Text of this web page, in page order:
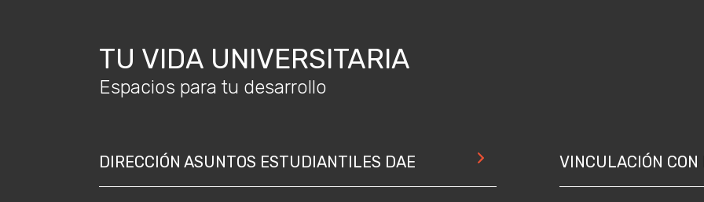
TU VIDA UNIVERSITARIA
Espacios para tu desarrollo
DIRECCIÓN ASUNTOS ESTUDIANTILES DAE VINCULACIÓN CON